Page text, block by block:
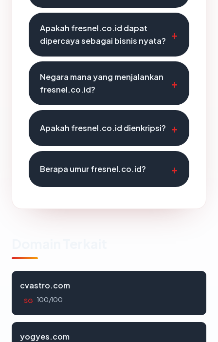
Apakah fresnel.co.id dapat
dipercaya sebagai bisnis nyata?
Negara mana yang menjalankan
fresnel.co.id?
Apakah fresnel.co.id dienkripsi?
Berapa umur fresnel.co.id?
cvastro.com
SG 100/100
yogyes.com